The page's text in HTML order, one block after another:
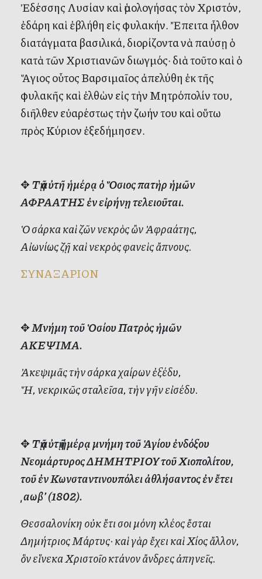
Ἐδέσσης Λυσίαν καὶ ὁμολογήσας τὸν Χριστόν,
ἐδάρη καὶ ἐβλήθη εἰς φυλακήν. Ἔπειτα ἦλθον
διατάγματα βασιλικά, διορίζοντα νὰ παύσῃ ὁ
κατὰ τῶν Χριστιανῶν διωγμός· διὰ τοῦτο καὶ ὁ
Ἅγιος οὗτος Βαρσιμαῖος ἀπελύθη ἐκ τῆς
φυλακῆς καὶ ἐλθὼν εἰς τὴν Μητρόπολίν του,
διῆλθεν εὐαρέστως τὴν ζωήν του καὶ οὕτω
πρὸς Κύριον ἐξεδήμησεν.
✥Τῇ αὐτῆ ἡμέρᾳ ὁ Ὅσιος πατὴρ ἡμῶν
ΑΦΡΑΑΤΗΣ ἐν εἰρήνῃ τελειοῦται.
Ὁ σάρκα καὶ ζῶν νεκρὸς ὢν Ἀφραάτης,
Αἰωνίως ζῇ καὶ νεκρὸς φανεὶς ἄπνους.
ΣΥΝΑΞΑΡΙΟΝ
✥Μνήμη τοῦ Ὁσίου Πατρὸς ἡμῶν
ΑΚΕΨΙΜΑ.
Ἀκεψιμᾶς τὴν σάρκα χαίρων ἐξέδυ,
Ἥ, νεκρικῶς σταλεῖσα, τὴν γῆν εἰσέδυ.
✥Τῇ αὐτῇ ἡμέρᾳ μνήμη τοῦ Ἁγίου ἐνδόξου
Νεομάρτυρος ΔΗΜΗΤΡΙΟΥ τοῦ Χιοπολίτου,
τοῦ ἐν Κωνσταντινουπόλει ἀθλήσαντος ἐν ἔτει
͵αωβ’ (1802).
Θεσσαλονίκη οὐκ ἔτι σοι μόνη κλέος ἔσται
Δημήτριος Μάρτυς· καὶ γὰρ ἔχει καὶ Χίος ἄλλον,
ὃν εἵνεκα Χριστοῖο κτάνον ἄνδρες ἀπηνεῖς.